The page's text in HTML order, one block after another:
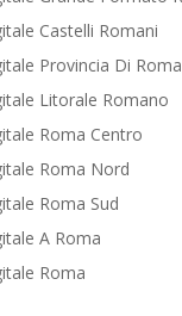
Castelli Romani
Provincia Di Roma
Litorale Romano
Roma Centro
Roma Nord
Roma Sud
A Roma
Roma